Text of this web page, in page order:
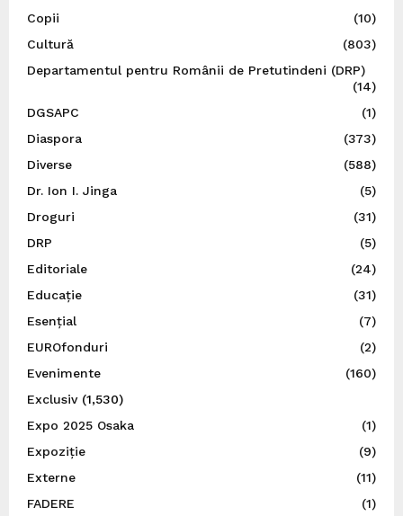
Copii
(10)
Cultură
(803)
Departamentul pentru Românii de Pretutindeni (DRP)
(14)
DGSAPC
(1)
Diaspora
(373)
Diverse
(588)
Dr. Ion I. Jinga
(5)
Droguri
(31)
DRP
(5)
Editoriale
(24)
Educație
(31)
Esențial
(7)
EUROfonduri
(2)
Evenimente
(160)
Exclusiv(1,530)
Expo 2025 Osaka
(1)
Expoziție
(9)
Externe
(11)
FADERE
(1)